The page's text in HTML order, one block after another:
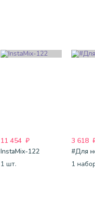
11 454 ₽
InstaMix-122
1 шт.
3 618
#Для
1